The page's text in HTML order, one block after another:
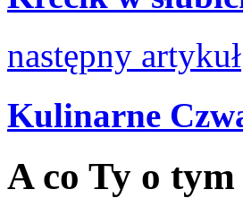
następny artykuł
Kulinarne
A co Ty o tym